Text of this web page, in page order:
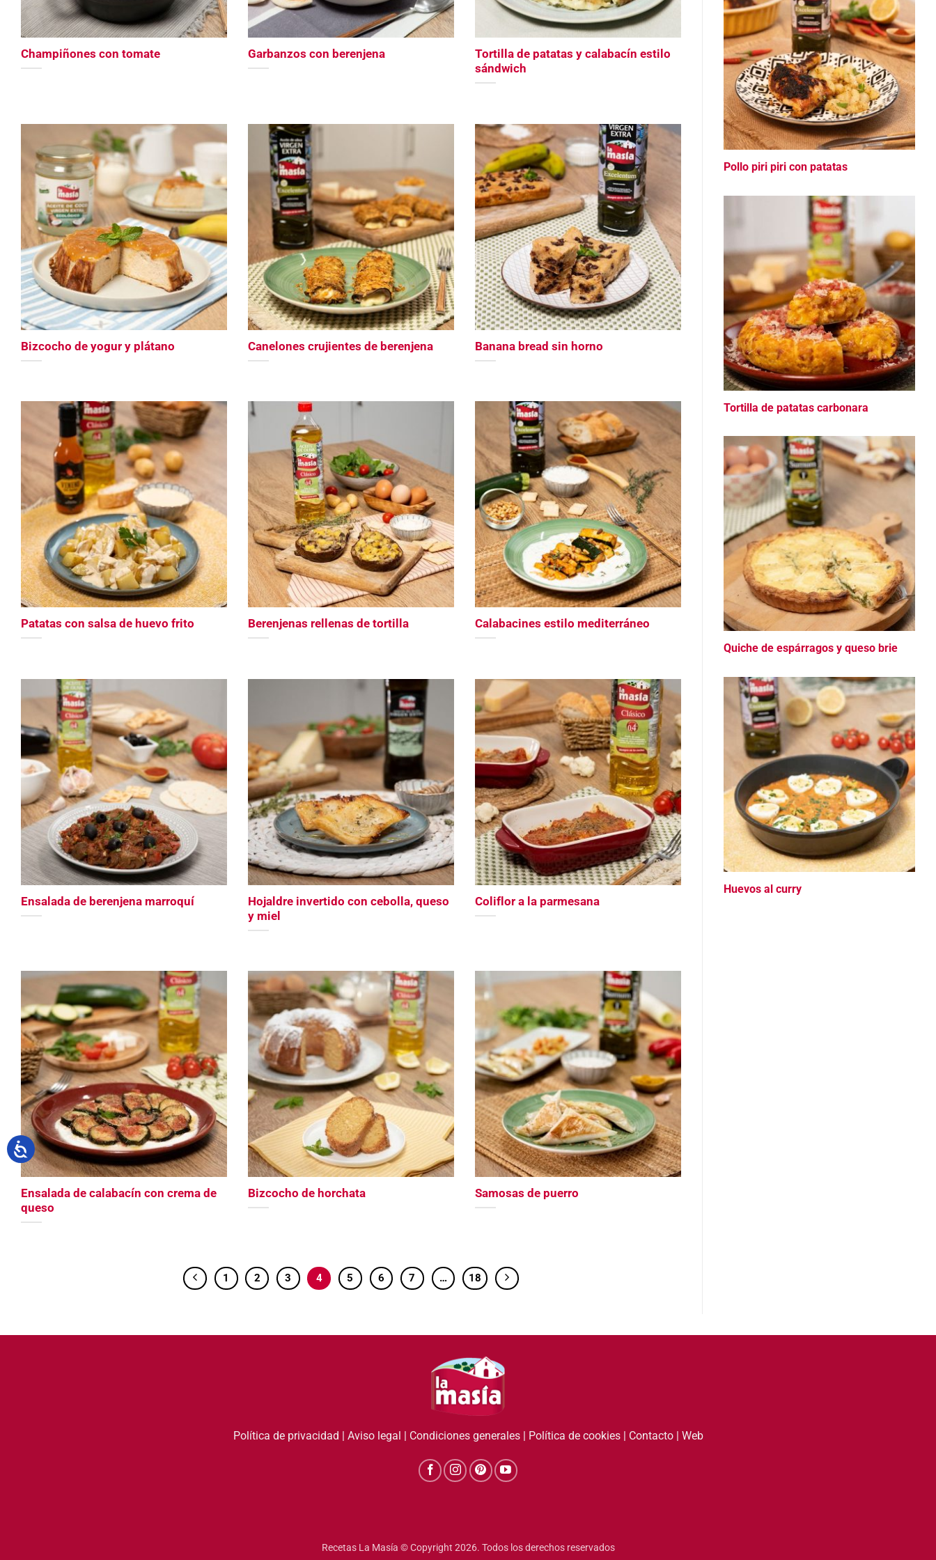
Champiñones con tomate Garbanzos con berenjena
Tortilla de patatas y calabacín estilo
sándwich
Bizcocho de yogur y plátano Canelones crujientes de berenjena Banana bread sin horno
Patatas con salsa de huevo frito Berenjenas rellenas de tortilla Calabacines estilo mediterráneo
Ensalada de berenjena marroquí
Hojaldre invertido con cebolla, queso
y miel
Coliflor a la parmesana
Ensalada de calabacín con crema de
queso
Bizcocho de horchata Samosas de puerro
1 2 3 4 5 6 7 … 18
Pollo piri piri con patatas
Tortilla de patatas carbonara
Quiche de espárragos y queso brie
Huevos al curry
Política de privacidad | Aviso legal | Condiciones generales| Política de cookies| Contacto| Web
Recetas La Masía © Copyright 2026. Todos los derechos reservados